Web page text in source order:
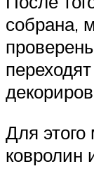
собрана,
Для
ковролин